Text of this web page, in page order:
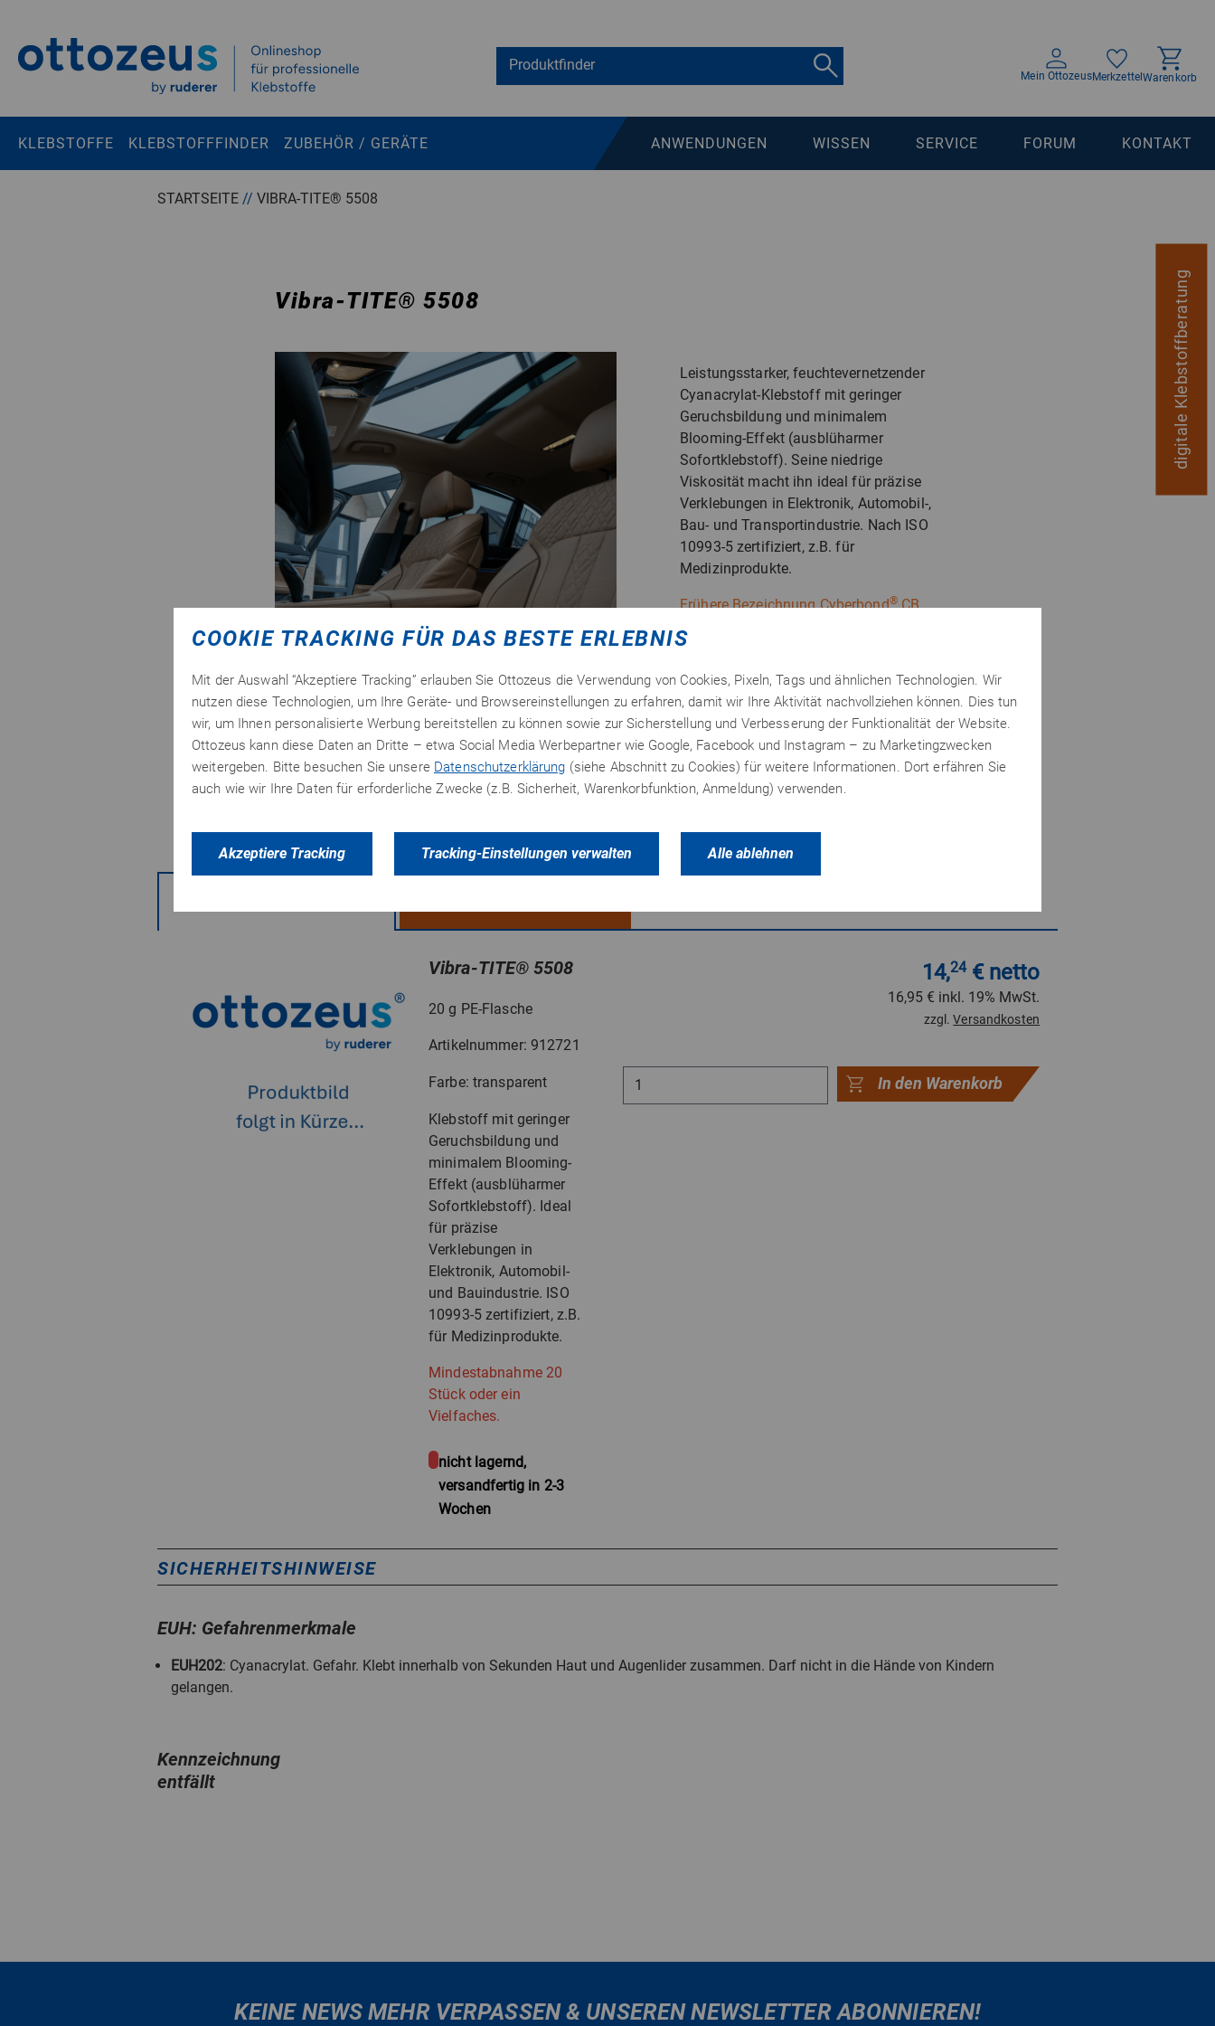
Springen zu
Mein OttozeusMerkzettelWarenkorb
KLEBSTOFFE KLEBSTOFFFINDER ZUBEHÖR / GERÄTE ANWENDUNGEN WISSEN SERVICE FORUM KONTAKT
digitale Klebstoffberatung
STARTSEITE // VIBRA-TITE® 5508
Vibra-TITE® 5508
Zum Merkzettel hinzufügen
Leistungsstarker, feuchtevernetzender
Cyanacrylat-Klebstoff mit geringer
Geruchsbildung und minimalem
Blooming-Effekt (ausblüharmer
Sofortklebstoff). Seine niedrige
Viskosität macht ihn ideal für präzise
Verklebungen in Elektronik, Automobil-,
Bau- und Transportindustrie. Nach ISO
10993-5 zertifiziert, z.B. für
Medizinprodukte.
Frühere Bezeichnung Cyberbond®CB
Detailinformationen
Technische Merkmale
Datenblätter
Vibra-TITE® 5508
20 g PE-Flasche
Artikelnummer: 912721
Farbe: transparent
Klebstoff mit geringer
Geruchsbildung und
minimalem Blooming-
Effekt (ausblüharmer
Sofortklebstoff). Ideal
für präzise
Verklebungen in
Elektronik, Automobil-
und Bauindustrie. ISO
10993-5 zertifiziert, z.B.
für Medizinprodukte.
Mindestabnahme 20
Stück oder ein
Vielfaches.
nicht lagernd,
versandfertig in 2-3
Wochen
14,24€ netto
16,95 € inkl. 19% MwSt.
zzgl.Versandkosten
In den Warenkorb
SICHERHEITSHINWEISE
EUH: Gefahrenmerkmale
EUH202: Cyanacrylat. Gefahr. Klebt innerhalb von Sekunden Haut und Augenlider zusammen. Darf nicht in die Hände von Kindern
gelangen.
Kennzeichnung
entfällt
KEINE NEWS MEHR VERPASSEN & UNSEREN NEWSLETTER ABONNIEREN!
COOKIE TRACKING FÜR DAS BESTE ERLEBNIS
Mit der Auswahl “Akzeptiere Tracking” erlauben Sie Ottozeus die Verwendung von Cookies, Pixeln, Tags und ähnlichen Technologien. Wir
nutzen diese Technologien, um Ihre Geräte- und Browsereinstellungen zu erfahren, damit wir Ihre Aktivität nachvollziehen können. Dies tun
wir, um Ihnen personalisierte Werbung bereitstellen zu können sowie zur Sicherstellung und Verbesserung der Funktionalität der Website.
Ottozeus kann diese Daten an Dritte – etwa Social Media Werbepartner wie Google, Facebook und Instagram – zu Marketingzwecken
weitergeben. Bitte besuchen Sie unsere Datenschutzerklärung (siehe Abschnitt zu Cookies) für weitere Informationen. Dort erfähren Sie
auch wie wir Ihre Daten für erforderliche Zwecke (z.B. Sicherheit, Warenkorbfunktion, Anmeldung) verwenden.
Akzeptiere Tracking Tracking-Einstellungen verwalten Alle ablehnen